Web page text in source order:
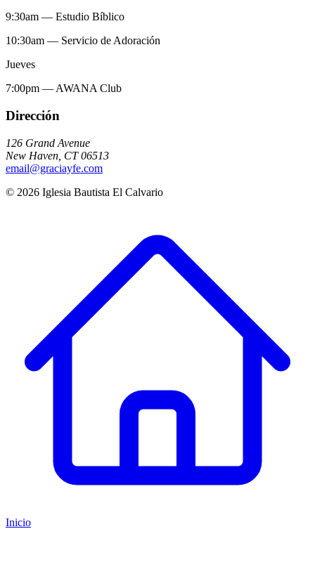
9:30am — Estudio Bíblico
10:30am — Servicio de Adoración
Jueves
7:00pm — AWANA Club
Dirección
126 Grand Avenue
New Haven CT 06513
email@graciayfe.com
© 2026 Iglesia Bautista El Calvario
Inicio